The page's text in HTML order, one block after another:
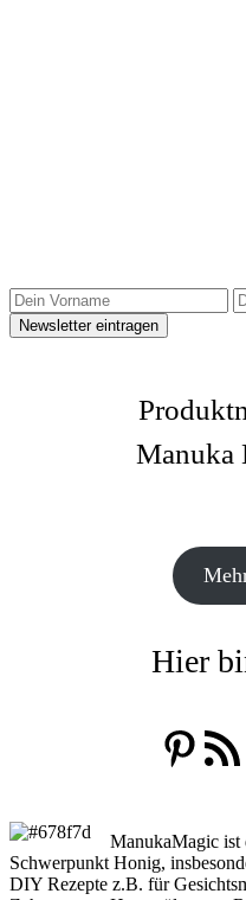
Manuka
Hier
ManukaMagic ist
Schwerpunkt Honig,
DIY Rezepte z.B. für